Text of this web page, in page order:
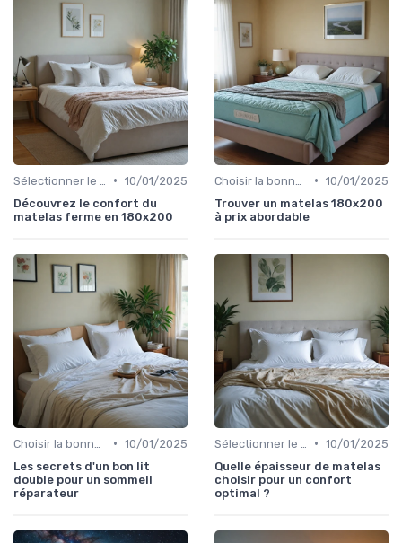
• 10/01/2025
Découvrez le confort du
matelas ferme en 180x200
• 10/01/2025
Trouver un matelas 180x200
à prix abordable
• 10/01/2025
Les secrets d'un bon lit
double pour un sommeil
réparateur
• 10/01/2025
Quelle épaisseur de matelas
choisir pour un confort
optimal ?